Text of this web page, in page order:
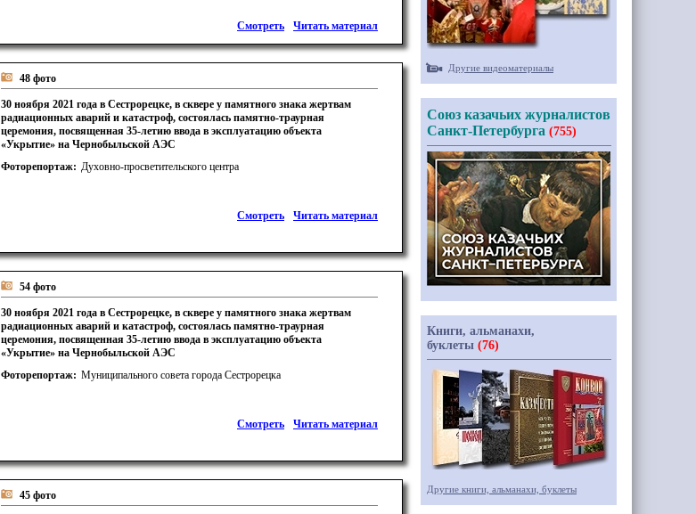
Читать материал
Смотреть
48 фото
30 ноября 2021 года в Сестрорецке, в сквере у памятного знака жертвам
радиационных аварий и катастроф, состоялась памятно-траурная
церемония, посвященная 35-летию ввода в эксплуатацию объекта
«Укрытие» на Чернобыльской АЭС
Фоторепортаж: Духовно-просветительского центра
Читать материал
Смотреть
54 фото
30 ноября 2021 года в Сестрорецке, в сквере у памятного знака жертвам
радиационных аварий и катастроф, состоялась памятно-траурная
церемония, посвященная 35-летию ввода в эксплуатацию объекта
«Укрытие» на Чернобыльской АЭС
Фоторепортаж: Муниципального совета города Сестрорецка
Читать материал
Смотреть
45 фото
Другие видеоматериалы
Союз казачьих журналистов
Санкт-Петербурга (755)
Книги, альманахи,
буклеты (76)
Другие книги, альманахи, буклеты